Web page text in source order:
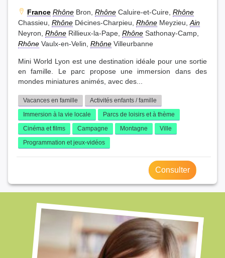
France Rhône Bron, Rhône Caluire-et-Cuire, Rhône
Chassieu, Rhône Décines-Charpieu, Rhône Meyzieu, Ain
Neyron, Rhône Rillieux-la-Pape, Rhône Sathonay-Camp,
Rhône Vaulx-en-Velin, Rhône Villeurbanne
Mini World Lyon est une destination idéale pour une sortie
en famille. Le parc propose une immersion dans des
mondes miniatures animés, avec des...
Vacances en famille
Activités enfants / famille
Immersion à la vie locale
Parcs de loisirs et à thème
Cinéma et films
Campagne Montagne
Ville
Programmation et jeux-vidéos
Consulter